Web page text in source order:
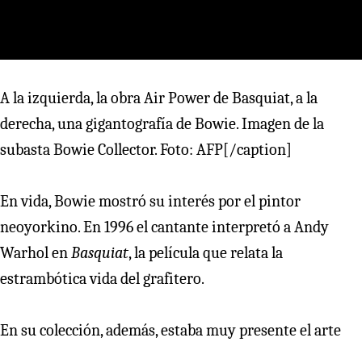
A la izquierda, la obra Air Power de Basquiat, a la
derecha, una gigantografía de Bowie. Imagen de la
subasta Bowie Collector. Foto: AFP[/caption]
En vida, Bowie mostró su interés por el pintor
neoyorkino. En 1996 el cantante interpretó a Andy
Warhol enBasquiat, la película que relata la
estrambótica vida del grafitero.
En su colección, además, estaba muy presente el arte